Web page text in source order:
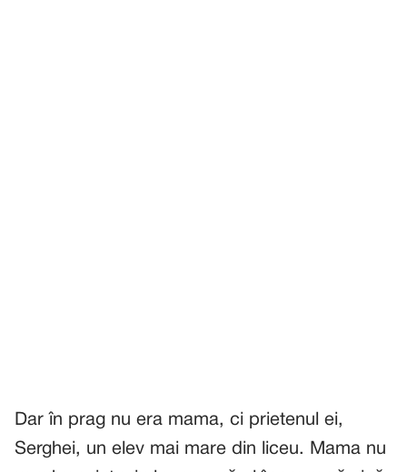
Dar în prag nu era mama, ci prietenul ei,
Serghei, un elev mai mare din liceu. Mama nu